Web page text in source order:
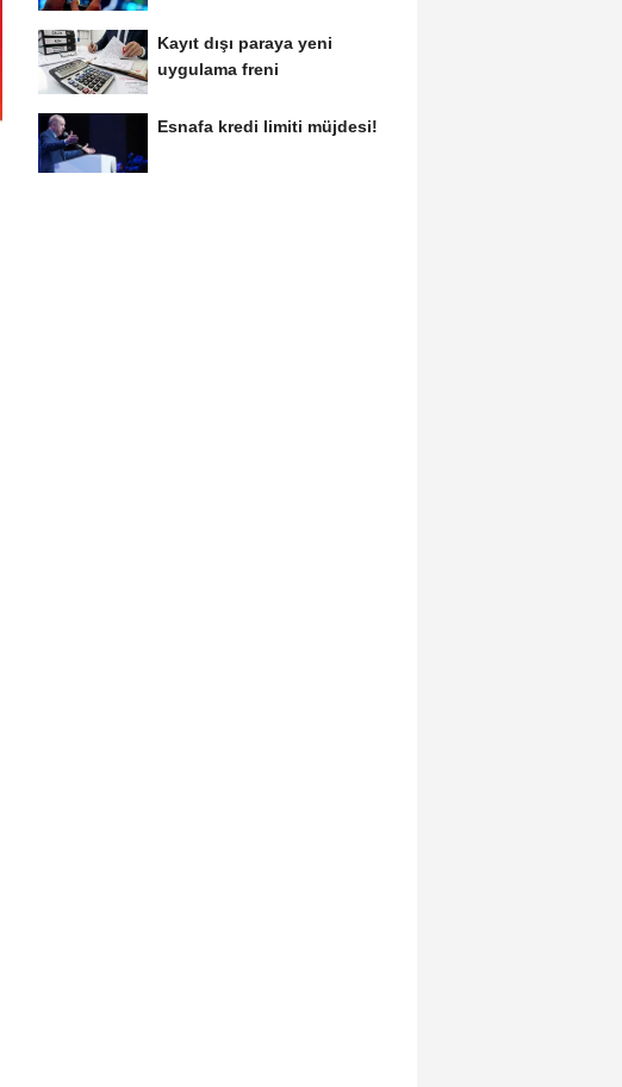
Kayıt dışı paraya yeni
uygulama freni
Esnafa kredi limiti müjdesi!